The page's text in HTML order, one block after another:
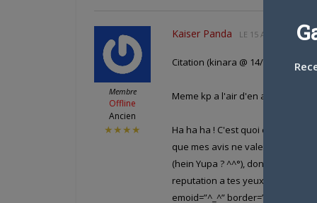
Membre
Offline
Ancien
★★★★
Kaiser Panda LE 15 AVRIL 2009 À
Citation (kinara @ 14/04/2009,
Meme kp a l'air d'en avoir pris
Ha ha ha ! C'est quoi cette phrase
que mes avis ne valent en
(hein Yupa ? ^^°), donc voila. Je
reputation a tes yeux ! <img
emoid=”^_^” border=”0″